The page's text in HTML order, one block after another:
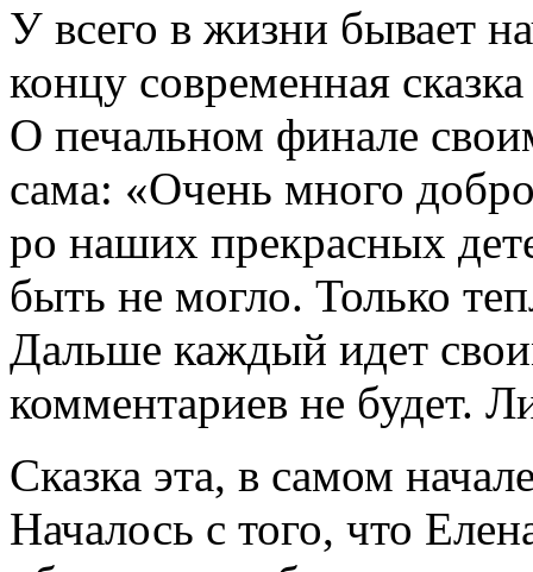
У всего в жизни бывает
концу современная
О печальном финале
сама: «Очень много
ро наших прекрасных
быть не могло. Только
Дальше каждый идет
комментариев не будет.
Сказка эта, в самом
Началось с того, что